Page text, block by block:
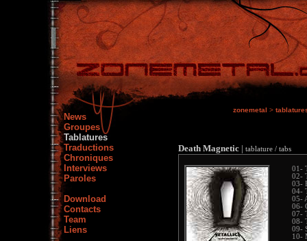
News
Groupes
Tablatures
Traductions
Chroniques
Interviews
Paroles
Download
Contacts
Team
Liens
zonemetal >
Death Magnetic | tablature / tabs
01-
02-
03-
04-
05-
06-
07-
08-
09-
10-